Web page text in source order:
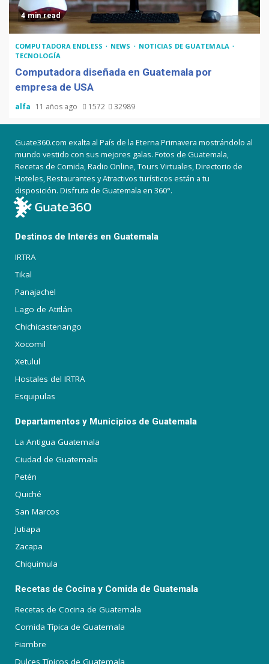
4 min read
COMPUTADORA ENDLESS NEWS
NOTICIAS DE GUATEMALA
TECNOLOGÍA
Computadora diseñada en Guatemala por
empresa de USA
alfa 11 años ago 1572 32989
Guate360.com exalta al País de la Eterna Primavera mostrándolo al
mundo vestido con sus mejores galas. Fotos de Guatemala,
Recetas de Comida, Radio Online, Tours Virtuales, Directorio de
Hoteles, Restaurantes y Atractivos turísticos están a tu
disposición. Disfruta de Guatemala en 360°.
Destinos de Interés en Guatemala
IRTRA
Tikal
Panajachel
Lago de Atitlán
Chichicastenango
Xocomil
Xetulul
Hostales del IRTRA
Esquipulas
Departamentos y Municipios de Guatemala
La Antigua Guatemala
Ciudad de Guatemala
Petén
Quiché
San Marcos
Jutiapa
Zacapa
Chiquimula
Recetas de Cocina y Comida de Guatemala
Recetas de Cocina de Guatemala
Comida Típica de Guatemala
Fiambre
Dulces Típicos de Guatemala